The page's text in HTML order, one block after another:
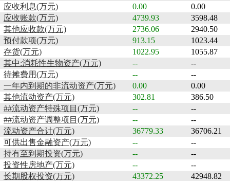
应收利息(万元)
0.00
0.00
应收账款(万元)
4739.93
3598.48
其他应收款(万元)
2736.06
2940.50
预付款项(万元)
913.15
1023.44
存货(万元)
1022.95
1055.87
其中:消耗性生物资产(万元)
--
--
待摊费用(万元)
--
--
一年内到期的非流动资产(万元)
0.00
0.00
其他流动资产(万元)
302.81
386.50
##流动资产特殊项目(万元)
--
--
##流动资产调整项目(万元)
--
--
流动资产合计(万元)
36779.33
36706.21
可供出售金融资产(万元)
--
--
持有至到期投资(万元)
--
--
投资性房地产(万元)
--
--
长期股权投资(万元)
43372.25
42948.82